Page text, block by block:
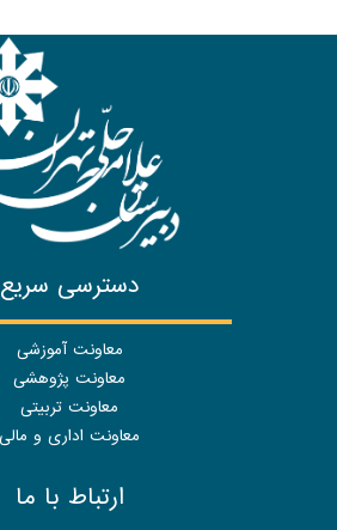
دسترسی سریع
معاونت آموزشی
معاونت پژوهشی
معاونت تربیتی
معاونت اداری و مالی
ارتباط با ما